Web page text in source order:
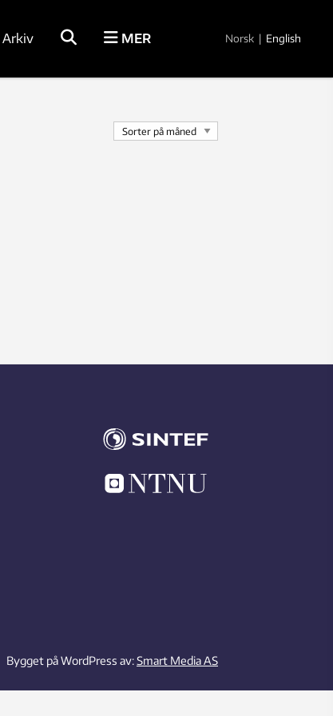
Arkiv MER Norsk | English
Bygget på WordPress av:Smart Media AS